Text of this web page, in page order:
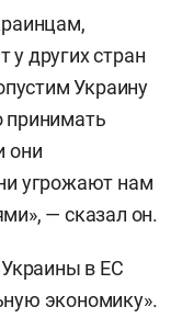
других стран
Украину
они
угрожают нам
— сказал он.
в ЕС
экономику».